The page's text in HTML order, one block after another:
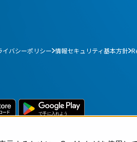
イバシーポリシー 情報セキュリティ基本方針
活用事例